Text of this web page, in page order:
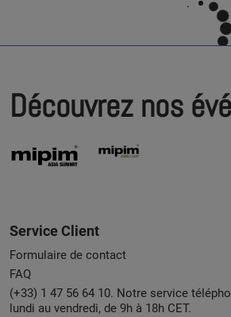
Découvrez nos
Service Client
Formulaire de contact
FAQ
(+33) 1 47 56 64 10. Notre service
lundi au vendredi, de 9h à 18h CET.